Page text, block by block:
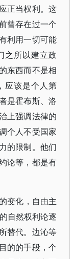
正当权利。这
曾存在过一个
利用一切可能
之所以建立政
东西而不是相
应该是个人第
是霍布斯、洛
上强调法律的
个人不受国家
的限制。他们
论等，都是有
变化，自由主
自然权利论逐
替代。边沁等
的的手段，个